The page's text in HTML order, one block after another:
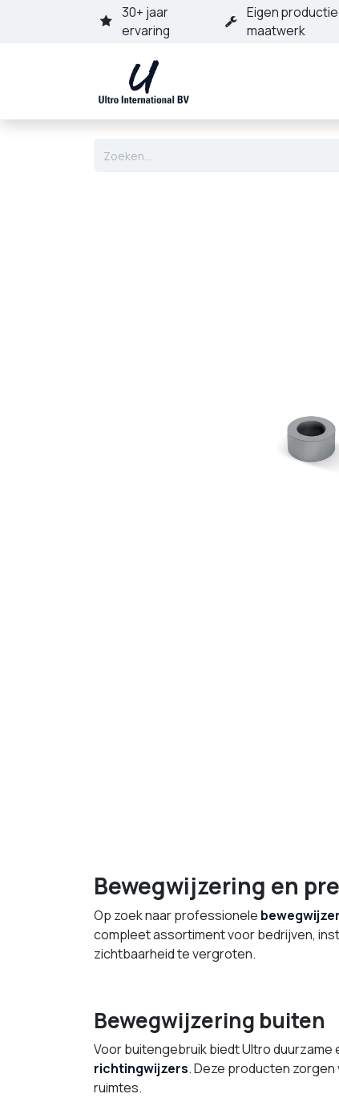
Overslaan naar inhoud30+ jaar
ervaring
Eigen
maatwerk
Bewegwijzering en
Op zoek naar professionele
compleet assortiment voor bedrijven,
zichtbaarheid te vergroten.
Bewegwijzering buiten
Voor buitengebruik biedt Ultro
richtingwijzers. Deze producten
ruimtes.